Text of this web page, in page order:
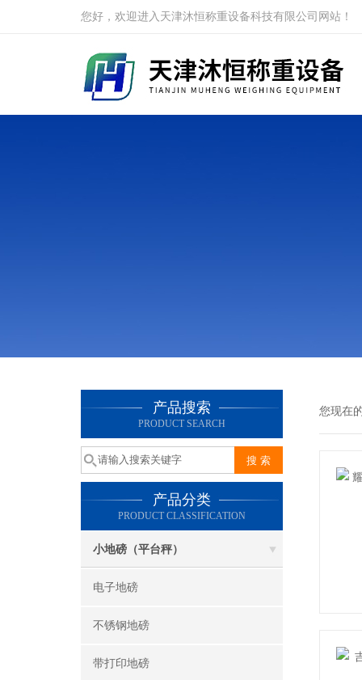
您好，欢迎进入天津沐恒称重设备科技有限公司网站！
产品搜索
PRODUCT SEARCH
产品分类
PRODUCT CLASSIFICATION
小地磅（平台秤）
电子地磅
不锈钢地磅
带打印地磅
您现在